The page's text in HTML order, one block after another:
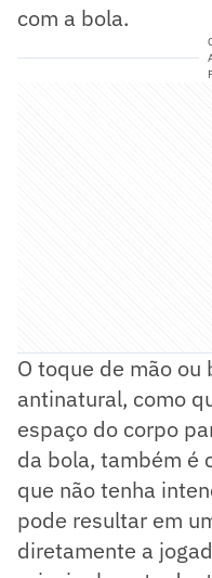
com a bola​.
O toque de mão ou
antinatural, como
espaço do corpo
da bola, também é
que não tenha
pode resultar em
diretamente a